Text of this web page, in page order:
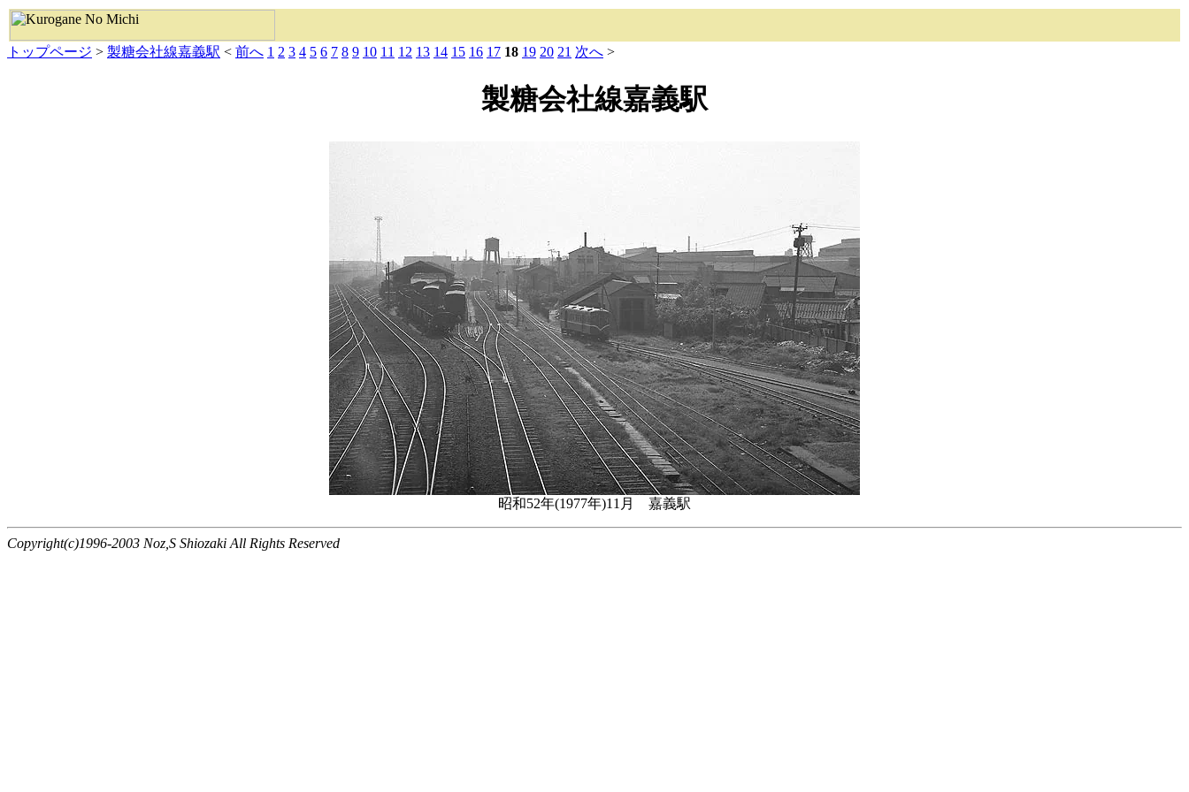
トップページ > 製糖会社線嘉義駅 < 前へ 1 2 3 4 5 6 7 8 9 10 11 12 13 14 15 16 17 18 19 20 21 次へ >
製糖会社線嘉義駅
昭和52年(1977年)11月 嘉義駅
Copyright(c)1996-2003 Noz,S Shiozaki All Rights Reserved